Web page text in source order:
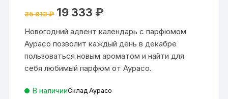
на основе
пользовате
лей
35 813₽ Первоначальная
цена
35
813 ₽.
19 333 ₽Текущая
333 ₽.
Новогодний адвент календарь с парфюмом
Аурасо позволит каждый день в декабре
пользоваться новым ароматом и найти для
себя любимый парфюм от Аурасо.
В наличииСклад Аурасо